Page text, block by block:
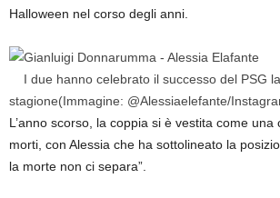
Halloween nel corso degli anni.
I due hanno celebrato il successo del PSG
stagione(Immagine: @Alessiaelefante/
L’anno scorso, la coppia si è vestita come una
morti, con Alessia che ha sottolineato la
la morte non ci separa”.